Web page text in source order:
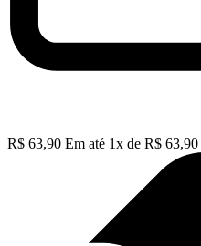
R$ 63,90 Em até 1x de R$ 63,90